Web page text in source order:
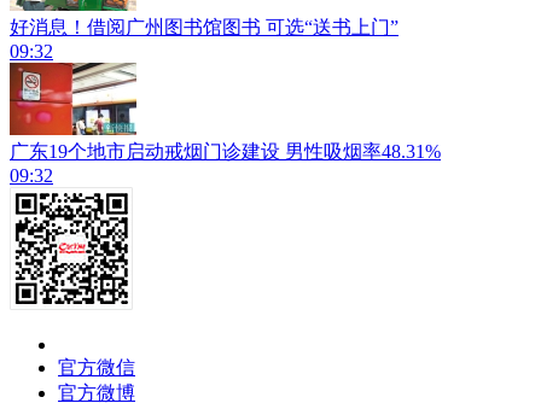
好消息！借阅广州图书馆图书 可选“送书上门”
09:32
广东19个地市启动戒烟门诊建设 男性吸烟率48.31%
09:32
官方微信
官方微博